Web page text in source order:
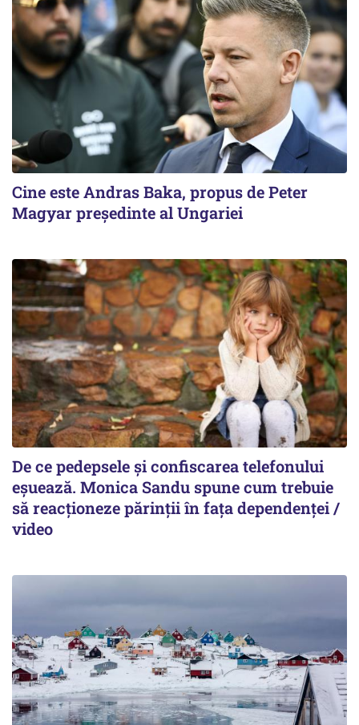
Cine este Andras Baka, propus de Peter
Magyar președinte al Ungariei
De ce pedepsele și confiscarea telefonului
eșuează. Monica Sandu spune cum trebuie
să reacționeze părinții în fața dependenței /
video